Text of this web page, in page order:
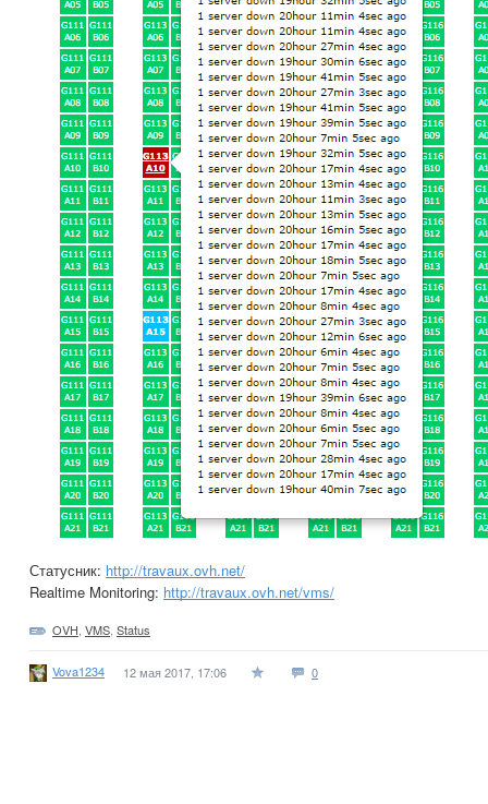
Статусник: http://travaux.ovh.net/
Realtime Monitoring: http://travaux.ovh.net/vms/
OVH VMS Status
Vova1234 12 мая 2017, 17:06 0